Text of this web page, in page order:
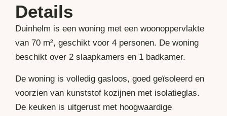
Details
Duinhelm is een woning met een woonoppervlakte
van 70 m², geschikt voor 4 personen. De woning
beschikt over 2 slaapkamers en 1 badkamer.
De woning is volledig gasloos, goed geïsoleerd en
voorzien van kunststof kozijnen met isolatieglas.
De keuken is uitgerust met hoogwaardige